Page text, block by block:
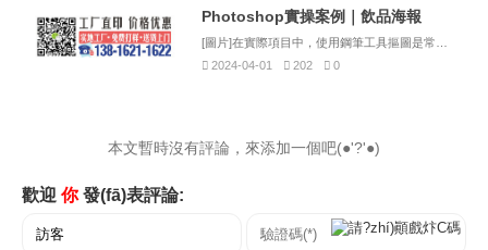
Photoshop實操案例｜飲品海報
2024-04-01
202 0
本文暫時沒有評論，來添加一個吧(●'?'●)
歡迎 你發(fā)表評論: